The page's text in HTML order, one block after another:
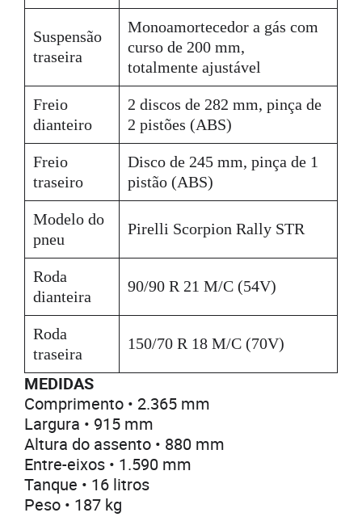
Suspensão
traseira
Monoamortecedor a gás com
curso de 200 mm,
totalmente ajustável
Freio
dianteiro
2 discos de 282 mm, pinça de
2 pistões (ABS)
Freio
traseiro
Disco de 245 mm, pinça de 1
pistão (ABS)
Modelo do
pneu
Pirelli Scorpion Rally STR
Roda
dianteira
90/90 R 21 M/C (54V)
Roda
traseira
150/70 R 18 M/C (70V)
MEDIDAS
Comprimento • 2.365 mm
Largura • 915 mm
Altura do assento • 880 mm
Entre-eixos • 1.590 mm
Tanque • 16 litros
Peso • 187 kg